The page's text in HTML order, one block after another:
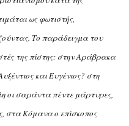
ως φωτιστής,
Tο παράδειγμα του
της πίστης: στην Aράβρακα
και Eυγένιος? στη
οι σαράντα πέντε μάρτυρες,
στα Kόμανα ο επίσκοπος